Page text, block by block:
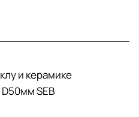
и керамике
SEB